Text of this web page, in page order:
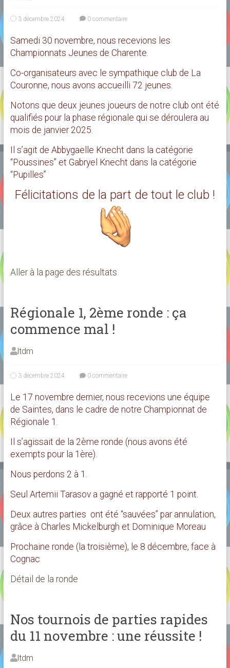
3 décembre 2024 0 commentaire
Samedi 30 novembre, nous recevions les
Championnats Jeunes de Charente.
Co-organisateurs avec le sympathique club de La
Couronne, nous avons accueilli 72 jeunes.
Notons que deux jeunes joueurs de notre club ont été
qualifiés pour la phase régionale qui se déroulera au
mois de janvier 2025.
Il s’agit de Abbygaelle Knecht dans la catégorie
“Poussines” et Gabryel Knecht dans la catégorie
“Pupilles”
Félicitations de la part de tout le club !
Aller à la page des résultats
Régionale 1, 2ème ronde : ça
commence mal !
ltdm
3 décembre 2024 0 commentaire
Le 17 novembre dernier, nous recevions une équipe
de Saintes, dans le cadre de notre Championnat de
Régionale 1.
Il s’agissait de la 2ème ronde (nous avons été
exempts pour la 1ère).
Nous perdons 2 à 1.
Seul Artemii Tarasov a gagné et rapporté 1 point.
Deux autres parties ont été “sauvées” par annulation,
grâce à Charles Mickelburgh et Dominique Moreau
Prochaine ronde (la troisième), le 8 décembre, face à
Cognac
Détail de la ronde
Nos tournois de parties rapides
du 11 novembre : une réussite !
ltdm